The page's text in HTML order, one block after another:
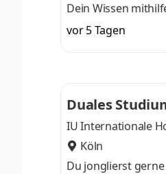
Dein Wissen
Melexis-Chips.
Anforderungen an
vor 5 Tagen
Duales
IU Internationale
Köln
Du jonglierst